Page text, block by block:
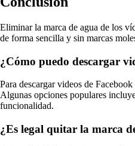
Eliminar la marca de agua de los
de forma sencilla y sin marcas
¿Cómo puedo descargar
Para descargar videos de
Algunas opciones populares
funcionalidad.
¿Es legal quitar la marca